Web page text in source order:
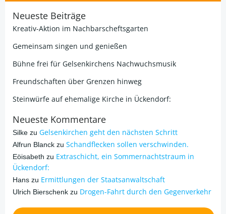
Neueste Beiträge
Kreativ-Aktion im Nachbarscheftsgarten
Gemeinsam singen und genießen
Bühne frei für Gelsenkirchens Nachwuchsmusik
Freundschaften über Grenzen hinweg
Steinwürfe auf ehemalige Kirche in Ückendorf:
Neueste Kommentare
Silke zu Gelsenkirchen geht den nächsten Schritt
Alfrun Blanck zu Schandflecken sollen verschwinden.
Eöisabeth zu Extraschicht, ein Sommernachtstraum in
Ückendorf:
Hans zu Ermittlungen der Staatsanwaltschaft
Ulrich Bierschenk zu Drogen-Fahrt durch den Gegenverkehr